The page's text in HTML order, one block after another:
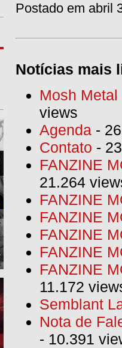
Postado em abril
Notícias mais
Mosh
views
Agenda -
Contato -
FANZINE
21.264
FANZINE
FANZINE
FANZINE
FANZINE
FANZINE
11.172
Semblant
Nota de
- 10.391